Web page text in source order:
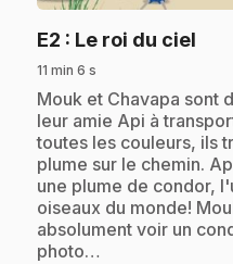
E2 : Le roi du ciel
11 min 6 s
.Mouk et Chavapa sont
leur amie Api à
toutes les couleurs, ils
plume sur le chemin.
une plume de condor,
oiseaux du monde!
absolument voir un
photo…